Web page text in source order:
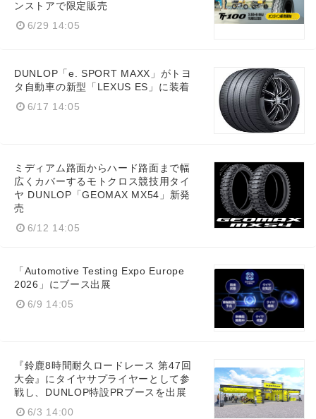
ンストアで限定販売
6/29 14:05
DUNLOP「e. SPORT MAXX」がトヨ
タ自動車の新型「LEXUS ES」に装着
6/17 14:05
ミディアム路面からハード路面まで幅
広くカバーするモトクロス競技用タイ
ヤ DUNLOP「GEOMAX MX54」新発
売
6/12 14:05
「Automotive Testing Expo Europe
2026」にブース出展
6/9 14:05
『鈴鹿8時間耐久ロードレース 第47回
大会』にタイヤサプライヤーとして参
戦し、DUNLOP特設PRブースを出展
6/3 14:00